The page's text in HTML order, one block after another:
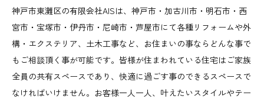
神戸市東灘区の有限会社AISは、神戸市・加古川市・明石市・西
宮市・宝塚市・伊丹市・尼崎市・芦屋市にて各種リフォームや外
構・エクステリア、土木工事など、お住まいの事ならどんな事で
もご相談頂く事が可能です。皆様が住まわれている住宅はご家族
全員の共有スペースであり、快適に過ごす事のできるスペースで
なければいけません。お客様一人一人、叶えたいスタイルやテー